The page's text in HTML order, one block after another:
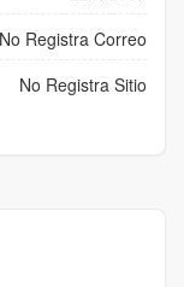
No Registra Correo
No Registra Sitio